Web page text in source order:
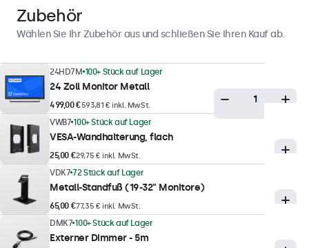
Maximale Helligkeit
300 nits (typisch)
Minimale Helligkeit
1 nit
Kontrast
3000:1
Betrachtungswinkel
178° Horizontal, 178° Vertikal
Reaktionszeit
10 ms
Unterstützte Auflösungen
Zubehör
Wählen Sie Ihr Zubehör aus und schließen Sie Ihren Kauf ab.
24HD7M 100+ Stück auf Lager
24 Zoll Monitor Metall
499,00 €593,81 € inkl. MwSt.
VWB7 100+ Stück auf Lager
VESA-Wandhalterung, flach
25,00 €29,75 € inkl. MwSt.
VDK7 72 Stück auf Lager
Metall-Standfuß (19-32" Monitore)
65,00 €77,35 € inkl. MwSt.
DMK7 100+ Stück auf Lager
Externer Dimmer - 5m